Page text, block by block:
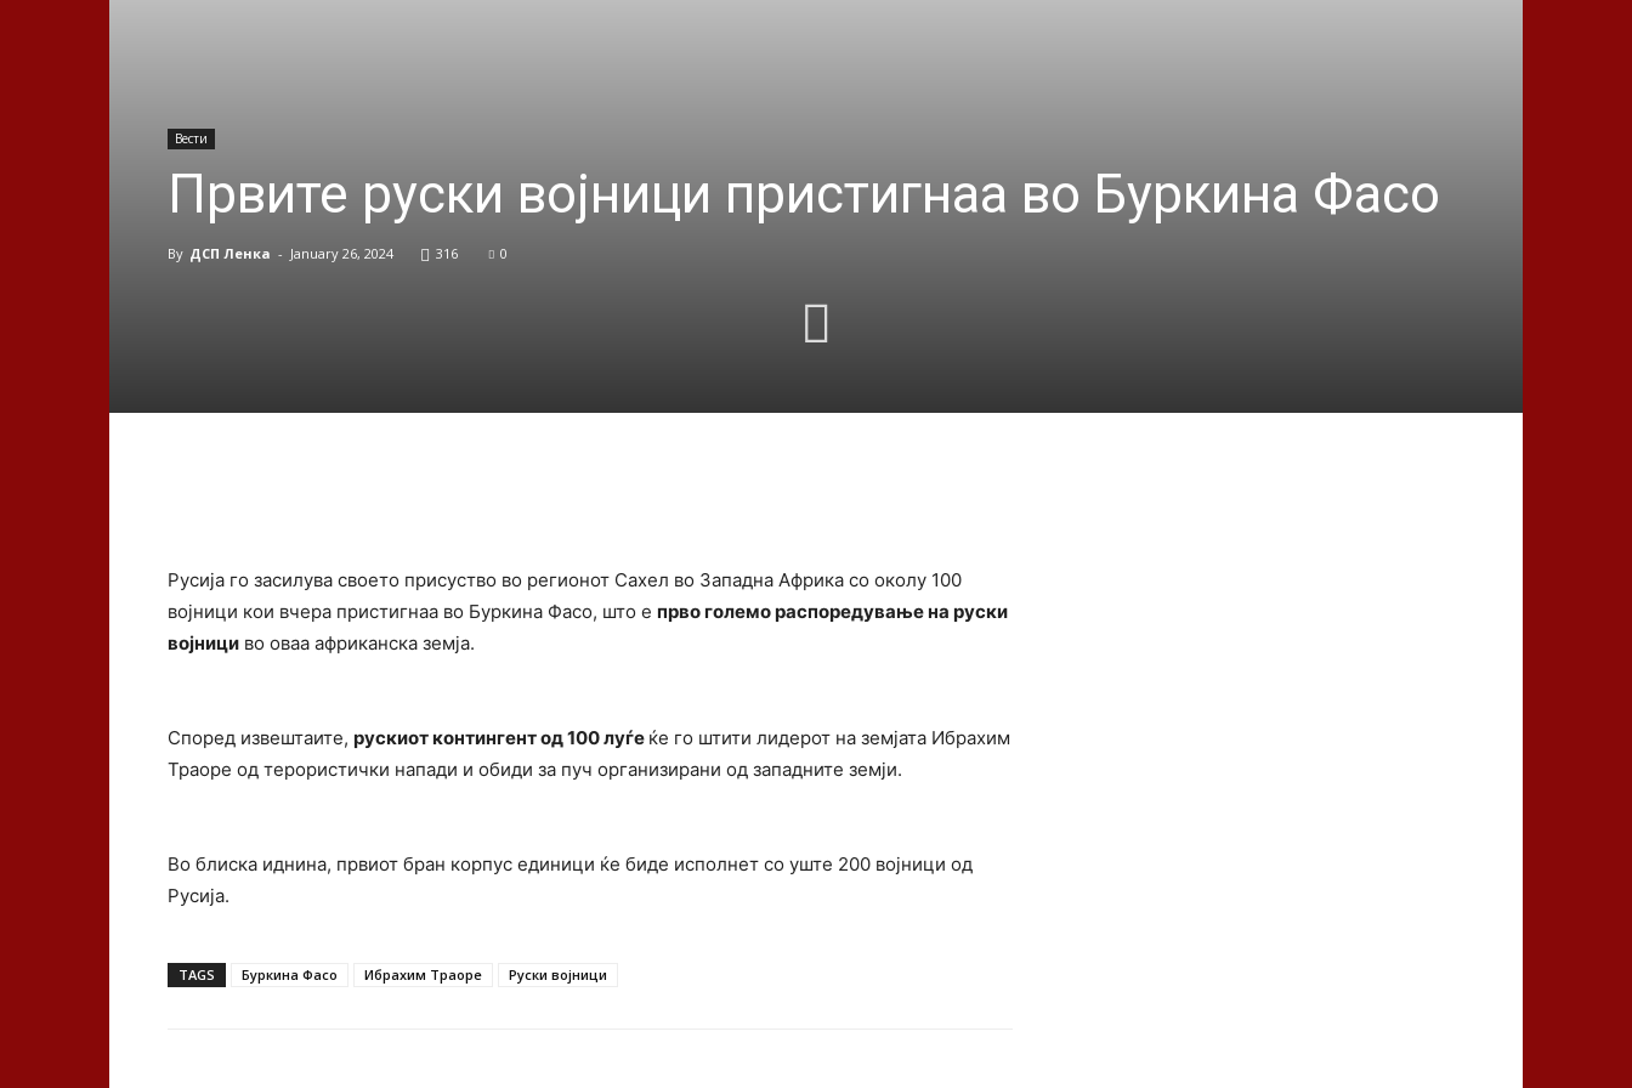
Вести
Првите руски војници пристигнаа во Буркина Фасо
By ДСП Ленка - January 26, 2024 316 0
Русија го засилува своето присуство во регионот Сахел во Западна Африка со околу 100
војници кои вчера пристигнаа во Буркина Фасо, што е прво големо распоредување на руски
војници во оваа африканска земја.
Според извештаите, рускиот контингент од 100 луѓе ќе го штити лидерот на земјата Ибрахим
Траоре од терористички напади и обиди за пуч организирани од западните земји.
Во блиска иднина, првиот бран корпус единици ќе биде исполнет со уште 200 војници од
Русија.
TAGS Буркина Фасо Ибрахим Траоре Руски војници